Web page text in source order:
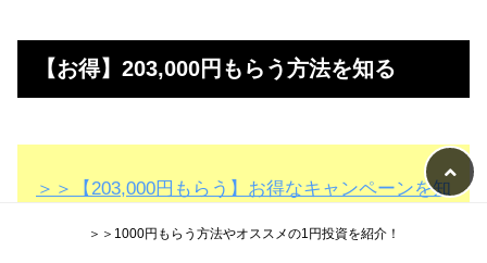
【お得】203,000円もらう方法を知る
＞＞【203,000円もらう】お得なキャンペーンを知
＞＞1000円もらう方法やオススメの1円投資を紹介！